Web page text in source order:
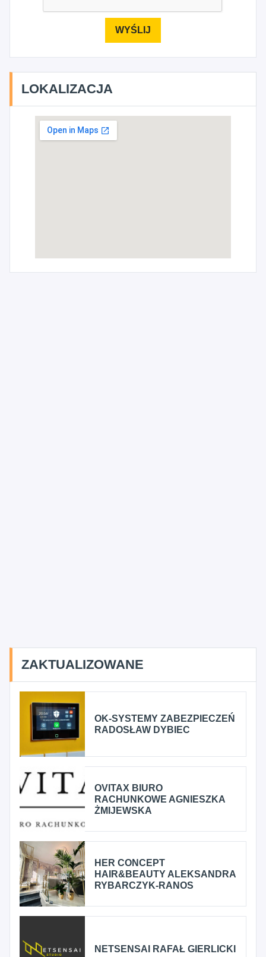
LOKALIZACJA
ZAKTUALIZOWANE
OK-SYSTEMY ZABEZPIECZEŃ
RADOSŁAW DYBIEC
OVITAX BIURO
RACHUNKOWE AGNIESZKA
ŻMIJEWSKA
HER CONCEPT
HAIR&BEAUTY ALEKSANDRA
RYBARCZYK-RANOS
NETSENSAI RAFAŁ GIERLICKI